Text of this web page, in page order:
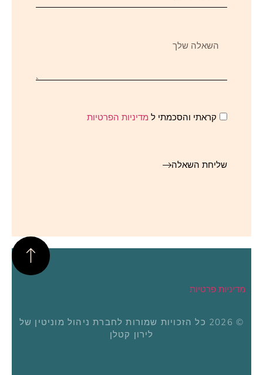
קראתי והסכמתי ל מדיניות הפרטיות
שליחת השאלה
© 2026 כל הזכויות שמורות לחברת ניהול מוניטין של
לירון קטלן
מדיניות פרטיות